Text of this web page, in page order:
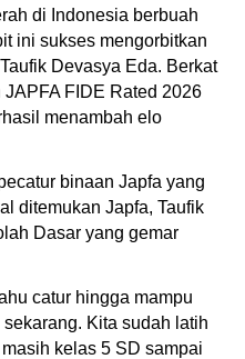
di Indonesia berbuah
ini sukses mengorbitkan
Devasya Eda. Berkat
FIDE Rated 2026
menambah elo
binaan Japfa yang
ditemukan Japfa, Taufik
Dasar yang gemar
catur hingga mampu
Kita sudah latih
kelas 5 SD sampai